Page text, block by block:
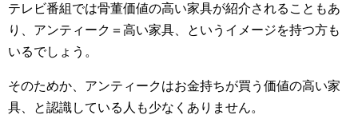
テレビ番組では骨董価値の高い家具が紹介されることもあ
り、アンティーク＝高い家具、というイメージを持つ方も
いるでしょう。
そのためか、アンティークはお金持ちが買う価値の高い家
具、と認識している人も少なくありません。